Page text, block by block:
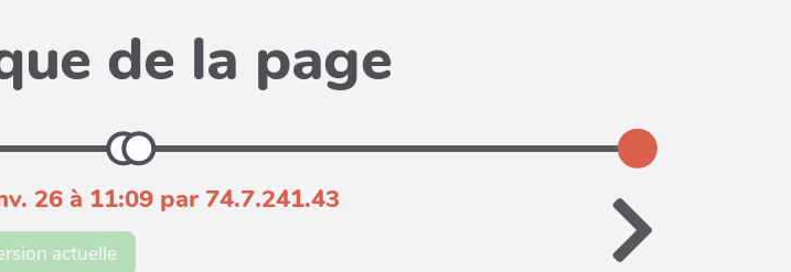
de la page
26 à 11:09 par 74.7.241.43
actuelle